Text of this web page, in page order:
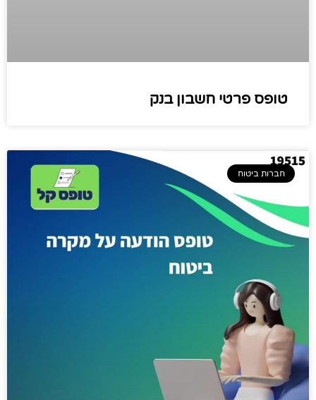
טופס פרטי חשבון בנק
חברות ביטוח